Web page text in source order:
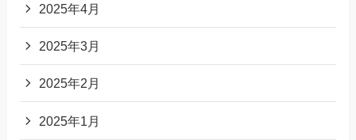
2025年4月
2025年3月
2025年2月
2025年1月